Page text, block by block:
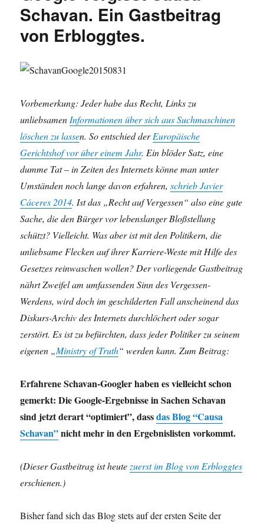
Schavan. Ein Gastbeitrag
von Erbloggtes.
Vorbemerkung: Jeder habe das Recht, Links zu
unliebsamenInformationen über sich aus Suchmaschinen
löschen zu lassen. So entschied derEuropäische
Gerichtshof vor über einem Jahr. Ein blöder Satz, eine
dumme Tat – in Zeiten des Internets könne man unter
Umständen noch lange davon erfahren,schrieb Javier
Cáceres 2014. Ist das „Recht auf Vergessen“ also eine gute
Sache, die den Bürger vor lebenslanger Bloßstellung
schützt? Vielleicht. Was aber ist mit den Politikern, die
unliebsame Flecken auf ihrer Karriere-Weste mit Hilfe des
Gesetzes reinwaschen wollen? Der vorliegende Gastbeitrag
nährt Zweifel am umfassenden Sinn des Vergessen-
Werdens, wird doch im geschilderten Fall anscheinend das
Diskurs-Archiv des Internets durchlöchert oder sogar
zerstört. Es ist zu befürchten, dass jeder Politiker zu seinem
eigenen „Ministry of Truth“ werden kann. Zum Beitrag:
Erfahrene Schavan-Googler haben es vielleicht schon
gemerkt: Die Google-Ergebnisse in Sachen Schavan
sind jetzt derart “optimiert”, dassdas Blog “Causa
Schavan”nicht mehr in den Ergebnislisten vorkommt.
(Dieser Gastbeitrag ist heutezuerst im Blog von Erbloggtes
erschienen.)
Bisher fand sich das Blog stets auf der ersten Seite der